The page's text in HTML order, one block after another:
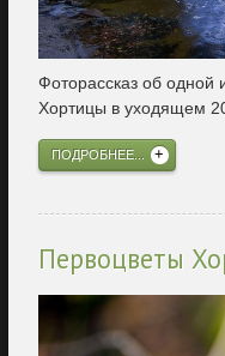
Фоторассказ об
Хортицы в уходящем
ПОДРОБНЕЕ...
Первоцветы